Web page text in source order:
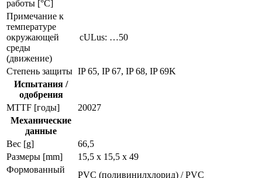
работы [°C]
Примечание к
температуре
окружающей
среды
(движение)
cULus: …50
Степень защиты IP 65, IP 67, IP 68, IP 69K
Испытания /
одобрения
MTTF [годы]
20027
Механические
данные
Вес [g]
66,5
Размеры [mm]
15,5 x 15,5 x 49
Формованный
PVC (поливинилхлорид) / PVC